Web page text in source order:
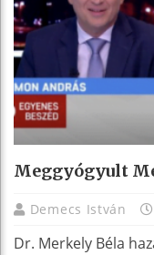
Meggyógyult
Demecs István
Dr. Merkely Béla